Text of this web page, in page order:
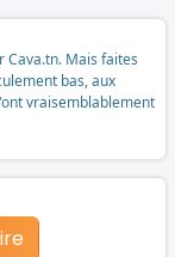
Cava.tn. Mais faites
bas, aux
vraisemblablement